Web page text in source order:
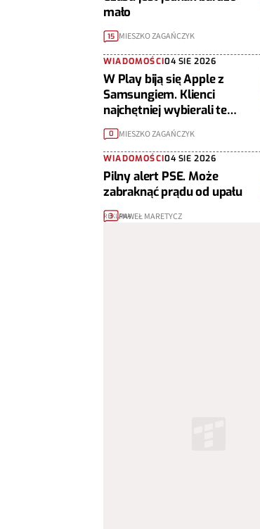
mało
15 MIESZKO ZAGAŃCZYK
WIADOMOŚCI04 SIE 2026
W Play biją się Apple z
Samsungiem. Klienci
najchętniej wybierali te
telefony
0 MIESZKO ZAGAŃCZYK
WIADOMOŚCI04 SIE 2026
Pilny alert PSE. Może
zabraknąć prądu od upału
3 PAWEŁ MARETYCZ